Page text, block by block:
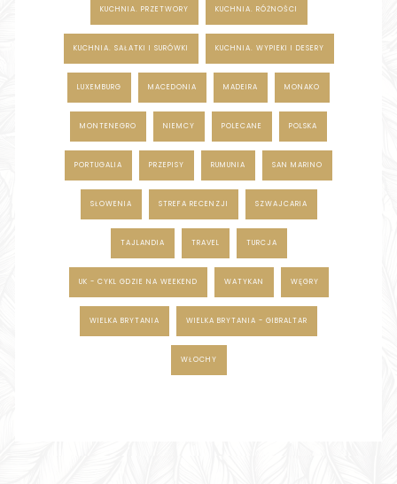
KUCHNIA. PRZETWORY KUCHNIA. RÓŻNOŚCI
KUCHNIA. SAŁATKI I SURÓWKI KUCHNIA. WYPIEKI I DESERY
LUXEMBURG MACEDONIA MADEIRA MONAKO
MONTENEGRO NIEMCY POLECANE POLSKA
PORTUGALIA PRZEPISY RUMUNIA SAN MARINO
SŁOWENIA STREFA RECENZJI SZWAJCARIA
TAJLANDIA TRAVEL TURCJA
UK - CYKL GDZIE NA WEEKEND WATYKAN WĘGRY
WIELKA BRYTANIA WIELKA BRYTANIA - GIBRALTAR
WŁOCHY